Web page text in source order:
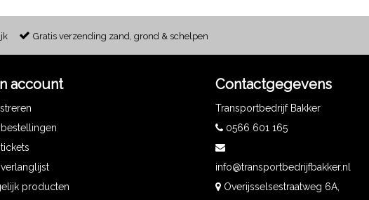
Gratis verzending zand, grond & schelpen
account
bestellingen
verlanglijst
producten
Contactgegevens
Transportbedrijf Bakker
0566 601 165
info@transportbedrijfbakker.nl
Overijsselsestraatweg 6A,